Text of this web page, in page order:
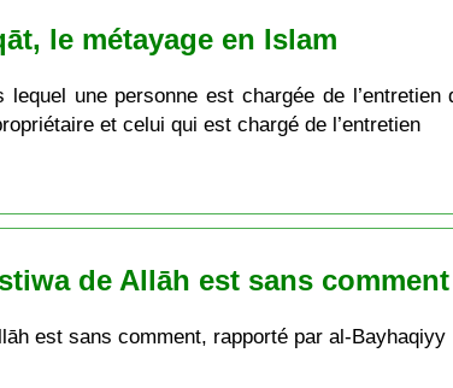
le métayage en Islam
une personne est chargée de l’entretien
et celui qui est chargé de l’entretien
de Allāh est sans comment
est sans comment, rapporté par al-Bayhaqiyy